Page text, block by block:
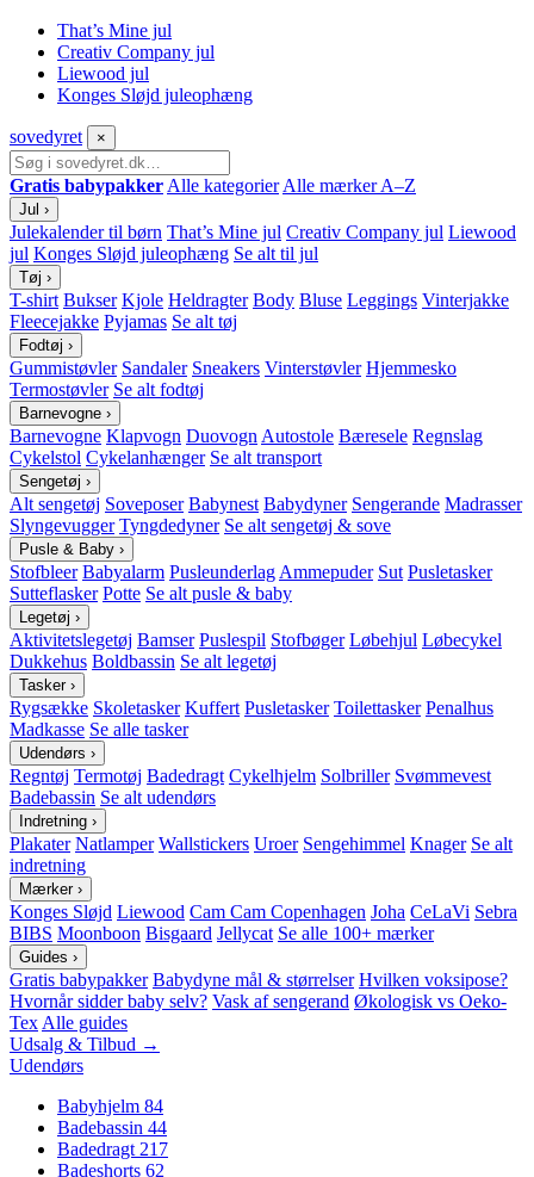
That’s Mine jul
Creativ Company jul
Liewood jul
Konges Sløjd juleophæng
sovedyret ×
Gratis babypakker Alle kategorier Alle mærker A–Z
Jul ›
Julekalender til børn That’s Mine jul Creativ Company jul Liewood
jul Konges Sløjd juleophæng Se alt til jul
Tøj ›
T-shirt Bukser Kjole Heldragter Body Bluse Leggings Vinterjakke
Fleecejakke Pyjamas Se alt tøj
Fodtøj ›
Gummistøvler Sandaler Sneakers Vinterstøvler Hjemmesko
Termostøvler Se alt fodtøj
Barnevogne ›
Barnevogne Klapvogn Duovogn Autostole Bæresele Regnslag
Cykelstol Cykelanhænger Se alt transport
Sengetøj ›
Alt sengetøj Soveposer Babynest Babydyner Sengerande Madrasser
Slyngevugger Tyngdedyner Se alt sengetøj & sove
Pusle & Baby ›
Stofbleer Babyalarm Pusleunderlag Ammepuder Sut Pusletasker
Sutteflasker Potte Se alt pusle & baby
Legetøj ›
Aktivitetslegetøj Bamser Puslespil Stofbøger Løbehjul Løbecykel
Dukkehus Boldbassin Se alt legetøj
Tasker ›
Rygsække Skoletasker Kuffert Pusletasker Toilettasker Penalhus
Madkasse Se alle tasker
Udendørs ›
Regntøj Termotøj Badedragt Cykelhjelm Solbriller Svømmevest
Badebassin Se alt udendørs
Indretning ›
Plakater Natlamper Wallstickers Uroer Sengehimmel Knager Se alt
indretning
Mærker ›
Konges Sløjd Liewood Cam Cam Copenhagen Joha CeLaVi Sebra
BIBS Moonboon Bisgaard Jellycat Se alle 100+ mærker
Guides ›
Gratis babypakker Babydyne mål & størrelser Hvilken voksipose?
Hvornår sidder baby selv? Vask af sengerand Økologisk vs Oeko-
Tex Alle guides
Udsalg & Tilbud →
Udendørs
Babyhjelm 84
Badebassin 44
Badedragt 217
Badeshorts 62